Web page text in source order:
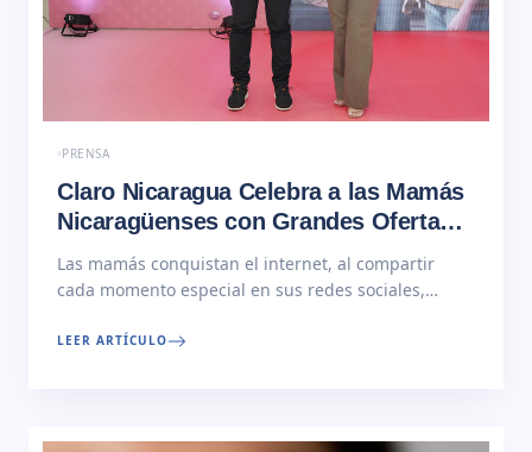
PRENSA
Claro Nicaragua Celebra a las Mamás
Nicaragüenses con Grandes Ofertas y
Sorpresas Especiales
Las mamás conquistan el internet, al compartir
cada momento especial en sus redes sociales,
mamás. Además, sus hijos, también comparten el
LEER ARTÍCULO